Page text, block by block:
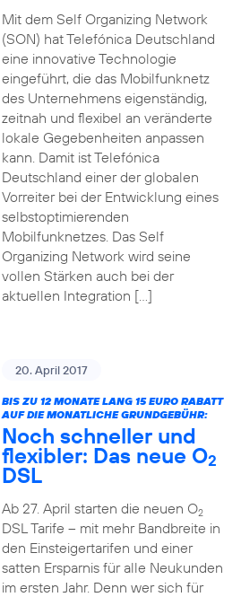
Mit dem Self Organizing Network
(SON) hat Telefónica Deutschland
eine innovative Technologie
eingeführt, die das Mobilfunknetz
des Unternehmens eigenständig,
zeitnah und flexibel an veränderte
lokale Gegebenheiten anpassen
kann. Damit ist Telefónica
Deutschland einer der globalen
Vorreiter bei der Entwicklung eines
selbstoptimierenden
Mobilfunknetzes. Das Self
Organizing Network wird seine
vollen Stärken auch bei der
aktuellen Integration […]
20. April 2017
BIS ZU 12 MONATE LANG 15 EURO RABATT
AUF DIE MONATLICHE GRUNDGEBÜHR:
Noch schneller und
flexibler: Das neue O2
DSL
Ab 27. April starten die neuen O2
DSL Tarife – mit mehr Bandbreite in
den Einsteigertarifen und einer
satten Ersparnis für alle Neukunden
im ersten Jahr. Denn wer sich für